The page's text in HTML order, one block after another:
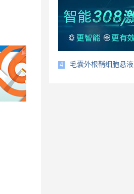
4 毛囊外根鞘细胞悬液